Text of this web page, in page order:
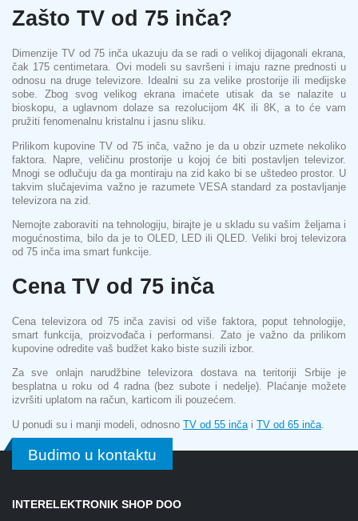
Zašto TV od 75 inča?
Dimenzije TV od 75 inča ukazuju da se radi o velikoj dijagonali ekrana,
čak 175 centimetara. Ovi modeli su savršeni i imaju razne prednosti u
odnosu na druge televizore. Idealni su za velike prostorije ili medijske
sobe. Zbog svog velikog ekrana imaćete utisak da se nalazite u
bioskopu, a uglavnom dolaze sa rezolucijom 4K ili 8K, a to će vam
pružiti fenomenalnu kristalnu i jasnu sliku.
Prilikom kupovine TV od 75 inča, važno je da u obzir uzmete nekoliko
faktora. Napre, veličinu prostorije u kojoj će biti postavljen televizor.
Mnogi se odlučuju da ga montiraju na zid kako bi se uštedeo prostor. U
takvim slučajevima važno je razumete VESA standard za postavljanje
televizora na zid.
Nemojte zaboraviti na tehnologiju, birajte je u skladu su vašim željama i
mogućnostima, bilo da je to OLED, LED ili QLED. Veliki broj televizora
od 75 inča ima smart funkcije.
Cena TV od 75 inča
Cena televizora od 75 inča zavisi od više faktora, poput tehnologije,
smart funkcija, proizvođača i performansi. Zato je važno da prilikom
kupovine odredite vaš budžet kako biste suzili izbor.
Za sve onlajn narudžbine televizora dostava na teritoriji Srbije je
besplatna u roku od 4 radna (bez subote i nedelje). Plaćanje možete
izvršiti uplatom na račun, karticom ili pouzećem.
U ponudi su i manji modeli, odnosno TV od 55 inča i TV od 65 inča
Budimo u kontaktu
INTERELEKTRONIK SHOP DOO